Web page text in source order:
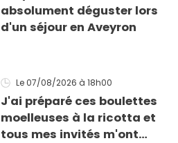
absolument déguster lors
d'un séjour en Aveyron
Le 07/08/2026 à 18h00
J'ai préparé ces boulettes
moelleuses à la ricotta et
tous mes invités m'ont